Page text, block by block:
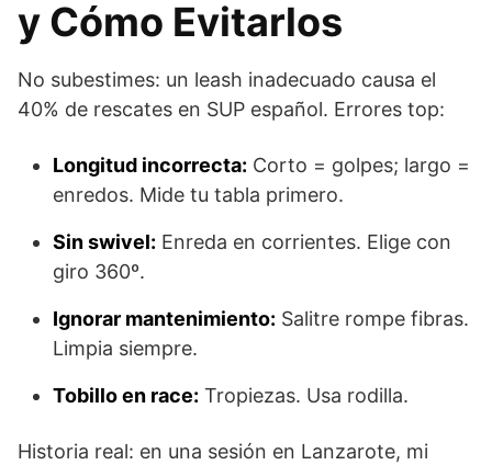
y Cómo Evitarlos
No subestimes: un leash inadecuado causa el
40% de rescates en SUP español. Errores top:
Longitud incorrecta: Corto = golpes; largo =
enredos. Mide tu tabla primero.
Sin swivel: Enreda en corrientes. Elige con
giro 360º.
Ignorar mantenimiento: Salitre rompe fibras.
Limpia siempre.
Tobillo en race: Tropiezas. Usa rodilla.
Historia real: en una sesión en Lanzarote, mi